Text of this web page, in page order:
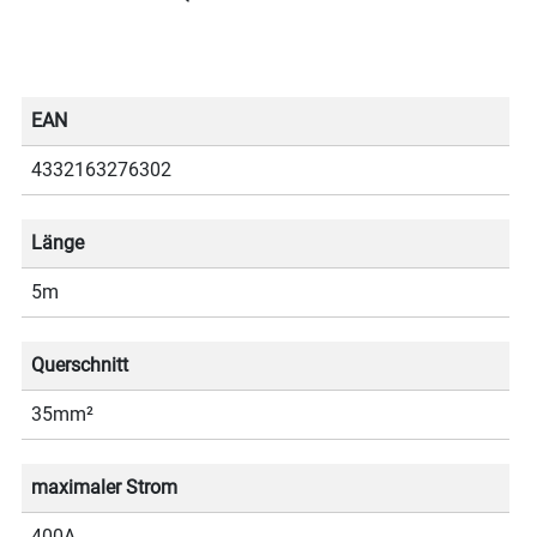
EAN
4332163276302
Länge
5m
Querschnitt
35mm²
maximaler Strom